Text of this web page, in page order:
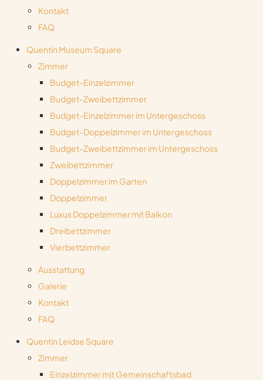
Kontakt
FAQ
Quentin Museum Square
Zimmer
Budget-Einzelzimmer
Budget-Zweibettzimmer
Budget-Einzelzimmer im Untergeschoss
Budget-Doppelzimmer im Untergeschoss
Budget-Zweibettzimmer im Untergeschoss
Zweibettzimmer
Doppelzimmer im Garten
Doppelzimmer
Luxus Doppelzimmer mit Balkon
Dreibettzimmer
Vierbettzimmer
Ausstattung
Galerie
Kontakt
FAQ
Quentin Leidse Square
Zimmer
Einzelzimmer mit Gemeinschaftsbad